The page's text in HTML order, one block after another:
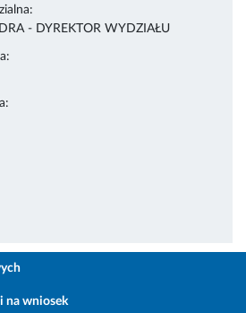
- DYREKTOR WYDZIAŁU
na wniosek